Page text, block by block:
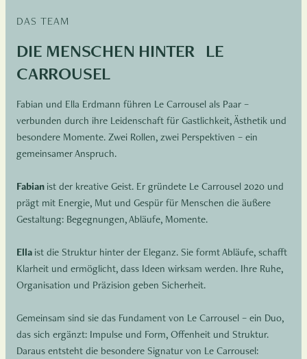
DAS TEAM
DIE MENSCHEN HINTER LE
CARROUSEL
Fabian und Ella Erdmann führen Le Carrousel als Paar –
verbunden durch ihre Leidenschaft für Gastlichkeit, Ästhetik und
besondere Momente. Zwei Rollen, zwei Perspektiven – ein
gemeinsamer Anspruch.
Fabian ist der kreative Geist. Er gründete Le Carrousel 2020 und
prägt mit Energie, Mut und Gespür für Menschen die äußere
Gestaltung: Begegnungen, Abläufe, Momente.
Ella ist die Struktur hinter der Eleganz. Sie formt Abläufe, schafft
Klarheit und ermöglicht, dass Ideen wirksam werden. Ihre Ruhe,
Organisation und Präzision geben Sicherheit.
Gemeinsam sind sie das Fundament von Le Carrousel – ein Duo,
das sich ergänzt: Impulse und Form, Offenheit und Struktur.
Daraus entsteht die besondere Signatur von Le Carrousel: